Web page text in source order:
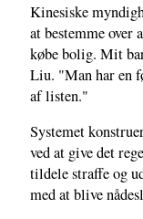
Kinesiske
at bestemme over
købe bolig. Mit
Liu. "Man har en
af listen."
Systemet
ved at give det
tildele straffe og
med at blive